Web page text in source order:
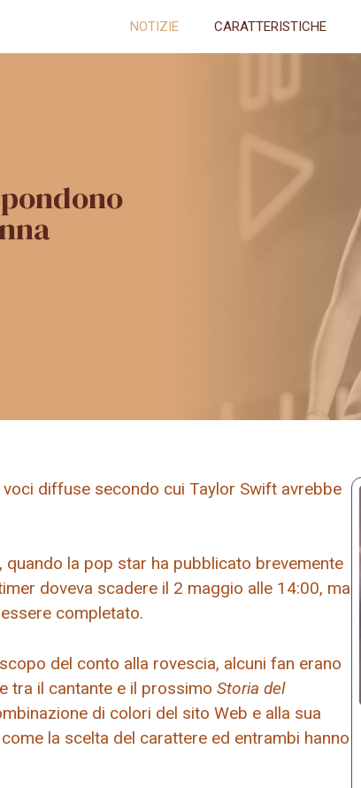
NOTIZIE CARATTERISTICHE
diffuse secondo cui Taylor Swift avrebbe
quando la pop star ha pubblicato brevemente
doveva scadere il 2 maggio alle 14:00, ma
completato.
del conto alla rovescia, alcuni fan erano
tra il cantante e il prossimo Storia del
di colori del sito Web e alla sua
la scelta del carattere ed entrambi hanno